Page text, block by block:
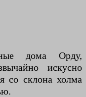
дома Орду,
искусно
со склона холма